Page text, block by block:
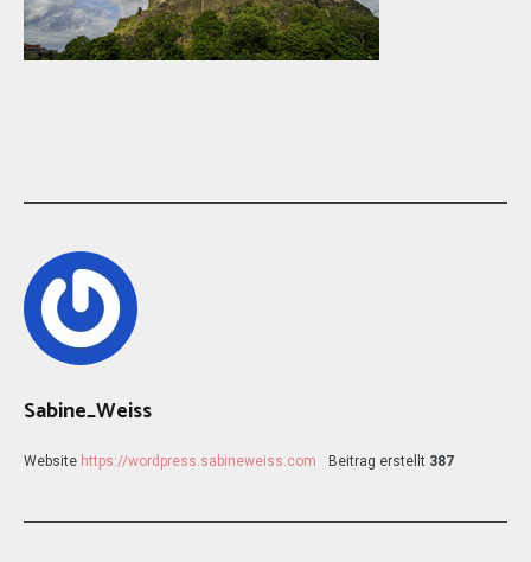
Sabine_Weiss
Website https://wordpress.sabineweiss.com Beitrag erstellt 387